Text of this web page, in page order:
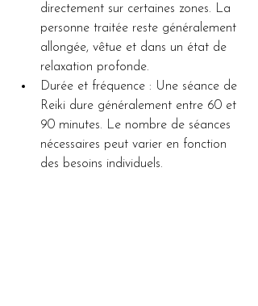
directement sur certaines zones. La
personne traitée reste généralement
allongée, vêtue et dans un état de
relaxation profonde.
Durée et fréquence : Une séance de
Reiki dure généralement entre 60 et
90 minutes. Le nombre de séances
nécessaires peut varier en fonction
des besoins individuels.